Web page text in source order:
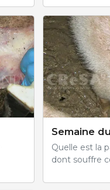
Semaine
Quelle est la
dont souffre